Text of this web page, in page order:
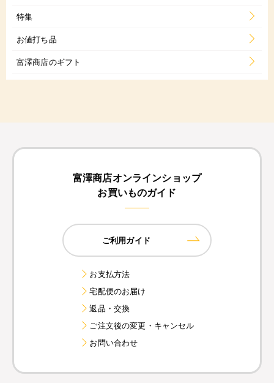
特集
お値打ち品
富澤商店のギフト
富澤商店オンラインショップ
お買いものガイド
ご利用ガイド
お支払方法
宅配便のお届け
返品・交換
ご注文後の変更・キャンセル
お問い合わせ